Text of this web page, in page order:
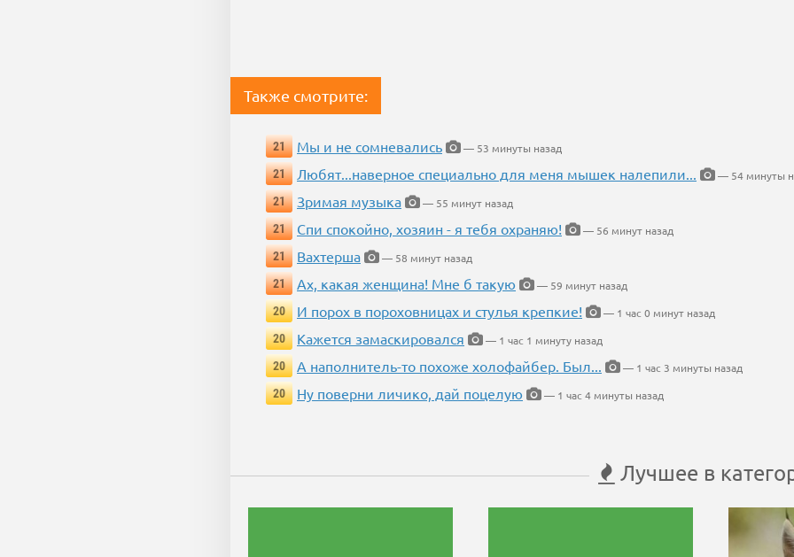
Также смотрите:
21 Мы и не сомневались
— 53 минуты назад
21
Любят...наверное специально для меня мышек налепили...
— 54 минуты
21
Зримая музыка
— 55 минут назад
21
Спи спокойно, хозяин - я тебя охраняю!
— 56 минут назад
21
Вахтерша
— 58 минут назад
21
Ах, какая женщина! Мне б такую
— 59 минут назад
20
И порох в пороховницах и стулья крепкие!
— 1 час 0 минут назад
20
Кажется замаскировался
— 1 час 1 минуту назад
20
А наполнитель-то похоже холофайбер. Был...
— 1 час 3 минуты назад
20
Ну поверни личико, дай поцелую — 1 час 4 минуты назад
Лучшее в